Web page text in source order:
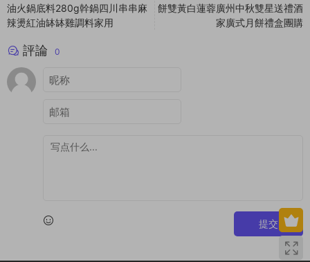
油火鍋底料280g幹鍋四川串串麻
辣燙紅油缽缽雞調料家用
餅雙黃白蓮蓉廣州中秋雙星送禮酒
家廣式月餅禮盒團購
評論 0
提交